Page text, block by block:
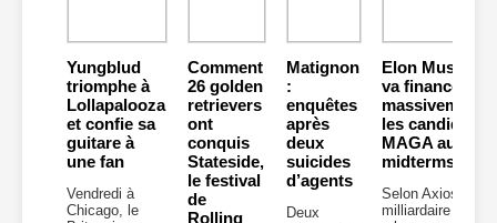
Yungblud
triomphe à
Lollapalooza
et confie sa
guitare à
une fan
Vendredi à
Chicago, le
Comment
26 golden
retrievers
ont
conquis
Stateside,
le festival
de
Rolling
Matignon
:
enquêtes
après
deux
suicides
d’agents
Deux
Elon Musk
va financer
massivement
les candidats
MAGA aux
midterms
Selon Axios, le
milliardaire